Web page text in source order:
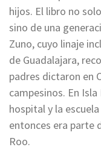
hijos. El libro no
sino de una
Zuno, cuyo linaje
de Guadalajara,
padres dictaron en
campesinos. En
hospital y la
entonces era parte
Roo.